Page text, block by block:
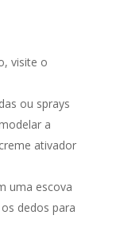
visite o
ou sprays
a
ativador
uma escova
dedos para